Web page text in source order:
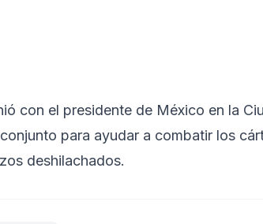
con el presidente de México en la
para ayudar a combatir los
deshilachados.